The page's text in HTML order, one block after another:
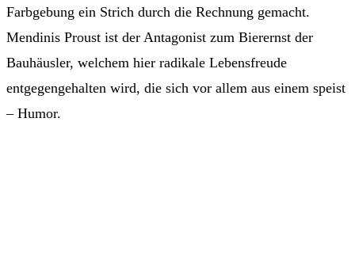
Farbgebung ein Strich durch die Rechnung gemacht.
Mendinis Proust ist der Antagonist zum Bierernst der
Bauhäusler, welchem hier radikale Lebensfreude
entgegengehalten wird, die sich vor allem aus einem speist
– Humor.